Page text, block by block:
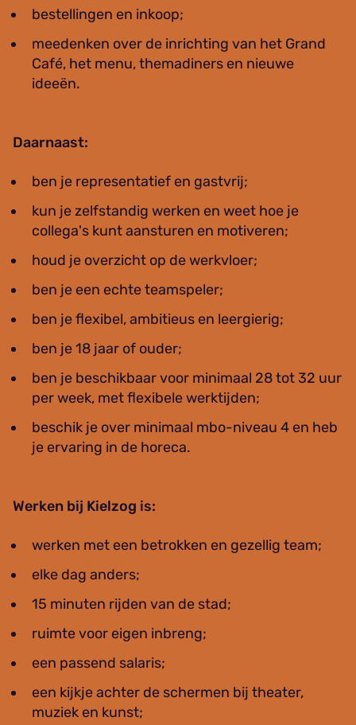
bestellingen en inkoop;
meedenken over de inrichting van het Grand
Café, het menu, themadiners en nieuwe
ideeën.
Daarnaast:
ben je representatief en gastvrij;
kun je zelfstandig werken en weet hoe je
collega's kunt aansturen en motiveren;
houd je overzicht op de werkvloer;
ben je een echte teamspeler;
ben je flexibel, ambitieus en leergierig;
ben je 18 jaar of ouder;
ben je beschikbaar voor minimaal 28 tot 32 uur
per week, met flexibele werktijden;
beschik je over minimaal mbo-niveau 4 en heb
je ervaring in de horeca.
Werken bij Kielzog is:
werken met een betrokken en gezellig team;
elke dag anders;
15 minuten rijden van de stad;
ruimte voor eigen inbreng;
een passend salaris;
een kijkje achter de schermen bij theater,
muziek en kunst;